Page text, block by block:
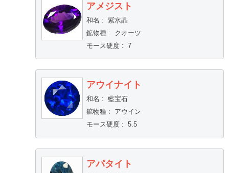
アメジスト
和名 : 紫水晶
鉱物種:
クオーツ
モース硬度: 7
アウイナイト
和名 : 藍宝石
鉱物種:
アウイン
モース硬度: 5.5
アパタイト